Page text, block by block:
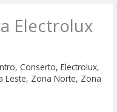
Electrolux
,Conserto,Electrolux,
Leste, Zona Norte, Zona